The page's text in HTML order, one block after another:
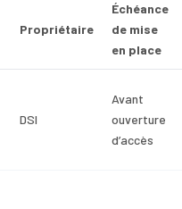
Propriétaire
Échéance
de mise
en place
DSI
Avant
ouverture
d’accès